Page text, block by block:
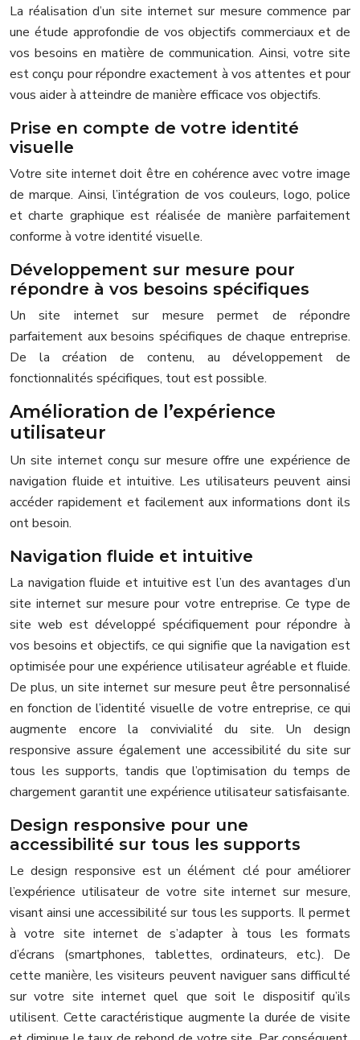
La réalisation d’un site internet sur mesure commence par
une étude approfondie de vos objectifs commerciaux et de
vos besoins en matière de communication. Ainsi, votre site
est conçu pour répondre exactement à vos attentes et pour
vous aider à atteindre de manière efficace vos objectifs.
Prise en compte de votre identité
visuelle
Votre site internet doit être en cohérence avec votre image
de marque. Ainsi, l’intégration de vos couleurs, logo, police
et charte graphique est réalisée de manière parfaitement
conforme à votre identité visuelle.
Développement sur mesure pour
répondre à vos besoins spécifiques
Un site internet sur mesure permet de répondre
parfaitement aux besoins spécifiques de chaque entreprise.
De la création de contenu, au développement de
fonctionnalités spécifiques, tout est possible.
Amélioration de l’expérience
utilisateur
Un site internet conçu sur mesure offre une expérience de
navigation fluide et intuitive. Les utilisateurs peuvent ainsi
accéder rapidement et facilement aux informations dont ils
ont besoin.
Navigation fluide et intuitive
La navigation fluide et intuitive est l’un des avantages d’un
site internet sur mesure pour votre entreprise. Ce type de
site web est développé spécifiquement pour répondre à
vos besoins et objectifs, ce qui signifie que la navigation est
optimisée pour une expérience utilisateur agréable et fluide.
De plus, un site internet sur mesure peut être personnalisé
en fonction de l’identité visuelle de votre entreprise, ce qui
augmente encore la convivialité du site. Un design
responsive assure également une accessibilité du site sur
tous les supports, tandis que l’optimisation du temps de
chargement garantit une expérience utilisateur satisfaisante.
Design responsive pour une
accessibilité sur tous les supports
Le design responsive est un élément clé pour améliorer
l’expérience utilisateur de votre site internet sur mesure,
visant ainsi une accessibilité sur tous les supports. Il permet
à votre site internet de s’adapter à tous les formats
d’écrans (smartphones, tablettes, ordinateurs, etc.). De
cette manière, les visiteurs peuvent naviguer sans difficulté
sur votre site internet quel que soit le dispositif qu’ils
utilisent. Cette caractéristique augmente la durée de visite